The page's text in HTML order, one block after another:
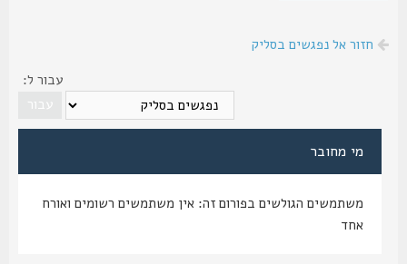
חזור אל נפגשים בסליק
עבור ל:
מי מחובר
משתמשים הגולשים בפורום זה: אין משתמשים רשומים ואורח